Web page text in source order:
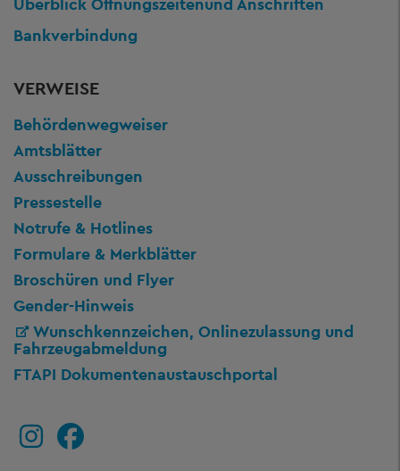
Bankverbindung
VERWEISE
Behördenwegweiser
Amtsblätter
Ausschreibungen
Pressestelle
Notrufe & Hotlines
Formulare & Merkblätter
Broschüren und Flyer
Gender-Hinweis
Wunschkennzeichen, Onlinezulassung und
Fahrzeugabmeldung
FTAPI Dokumentenaustauschportal